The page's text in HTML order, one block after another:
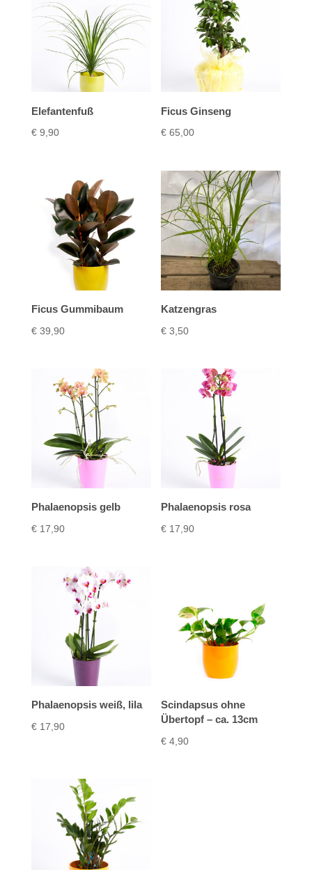
Elefantenfuß
€9,90
Ficus Ginseng
€ 65,00
Ficus Gummibaum
€39,90
Katzengras
€ 3,50
Phalaenopsis gelb
€17,90
Phalaenopsis rosa
€ 17,90
Phalaenopsis weiß, lila
€17,90
Scindapsus ohne
Übertopf – ca. 13cm
€ 4,90